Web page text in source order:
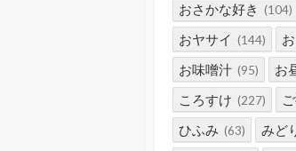
おさかな好き (104)
おヤサイ (144)
お味噌汁 (95) お
ころすけ (227)
ひふみ (63) みど